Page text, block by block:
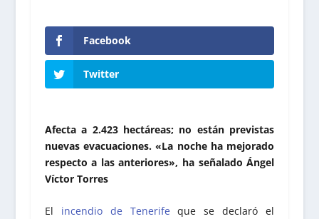
Facebook
Twitter
Afecta a 2.423 hectáreas; no están previstas
nuevas evacuaciones. «La noche ha mejorado
respecto a las anteriores», ha señalado Ángel
Víctor Torres
El incendio de Tenerife que se declaró el